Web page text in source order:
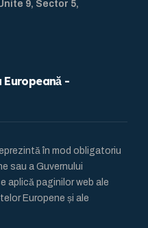
9, Sector 5,
Europeană -
în mod obligatoriu
sau a Guvernului
aplică paginilor web ale
Europene și ale